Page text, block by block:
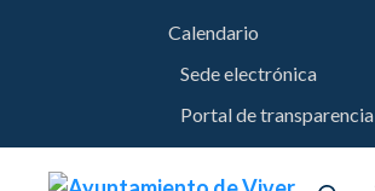
Calendario
Sede electrónica
Portal de transparencia